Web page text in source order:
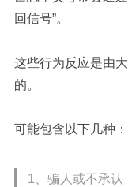
回信号”。
这些行为反应是由
的。
可能包含以下几种：
1、骗人或不承认